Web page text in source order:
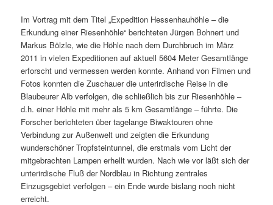
Im Vortrag mit dem Titel „Expedition Hessenhauhöhle – die
Erkundung einer Riesenhöhle“ berichteten Jürgen Bohnert und
Markus Bölzle, wie die Höhle nach dem Durchbruch im März
2011 in vielen Expeditionen auf aktuell 5604 Meter Gesamtlänge
erforscht und vermessen werden konnte. Anhand von Filmen und
Fotos konnten die Zuschauer die unterirdische Reise in die
Blaubeurer Alb verfolgen, die schließlich bis zur Riesenhöhle –
d.h. einer Höhle mit mehr als 5 km Gesamtlänge – führte. Die
Forscher berichteten über tagelange Biwaktouren ohne
Verbindung zur Außenwelt und zeigten die Erkundung
wunderschöner Tropfsteintunnel, die erstmals vom Licht der
mitgebrachten Lampen erhellt wurden. Nach wie vor läßt sich der
unterirdische Fluß der Nordblau in Richtung zentrales
Einzugsgebiet verfolgen – ein Ende wurde bislang noch nicht
erreicht.